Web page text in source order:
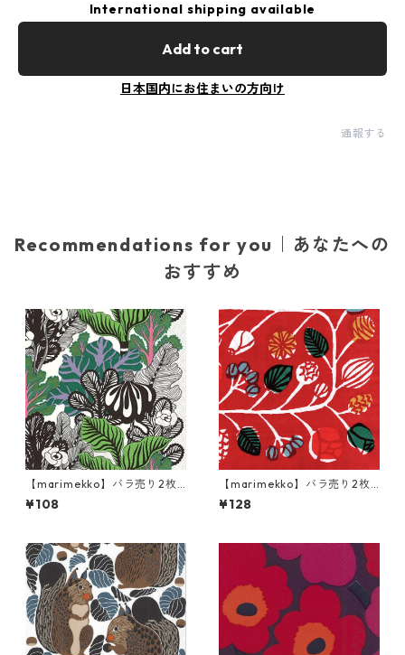
International shipping available
Add to cart
日本国内にお住まいの方向け
通報する
Recommendations for you｜あなたへの
おすすめ
【marimekko】バラ売り2枚
カクテルサイズ ペーパーナプ
キン KAALIMETSÄ グリーン
¥108
【marimekko】バラ売り2枚
ランチサイズ ペーパーナプキ
ン KRANSSI レッド
¥128